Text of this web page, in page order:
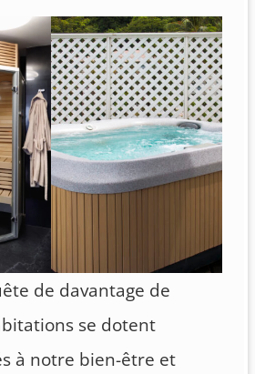
de davantage de
se dotent
à notre bien-être et